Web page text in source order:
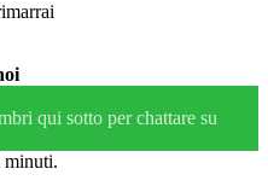
qui sotto per chattare su
minuti.